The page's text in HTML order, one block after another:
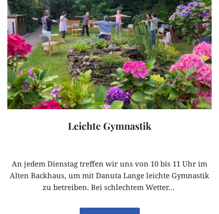
Leichte Gymnastik
An jedem Dienstag treffen wir uns von 10 bis 11 Uhr im
Alten Backhaus, um mit Danuta Lange leichte Gymnastik
zu betreiben. Bei schlechtem Wetter…